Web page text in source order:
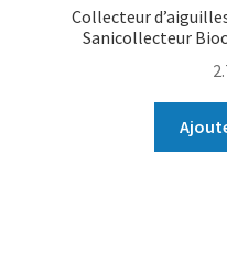
Collecteur
Sanicollecteur